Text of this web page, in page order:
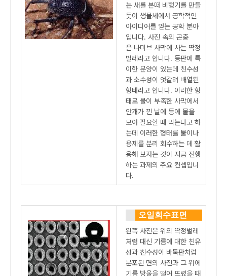
는 새를 본떠 비행기를 만들
듯이 생물체에서 공학적인
아이디어를 얻는 공학 분야
입니다. 사진 속의 곤충
은 나미브 사막에 사는 딱정
벌레라고 합니다. 등판에 특
이한 문양이 있는데 친수성
과 소수성이 엇갈려 배열된
형태라고 합니다. 이러한 형
태로 물이 부족한 사막에서
안개가 낀 날에 등에 물을
모아 필요할 때 먹는다고 하
는데 이러한 형태를 물이나
용제를 분리 회수하는 데 활
용해 보자는 것이 지금 진행
하는 과제의 주요 컨셉입니
다.
오일회수표면
왼쪽 사진은 위의 딱정벌레
처럼 대신 기름에 대한 친유
성과 친수성이 바둑판처럼
분포된 면의 사진과 그 위에
기름 방울을 떨어 뜨렸을 때